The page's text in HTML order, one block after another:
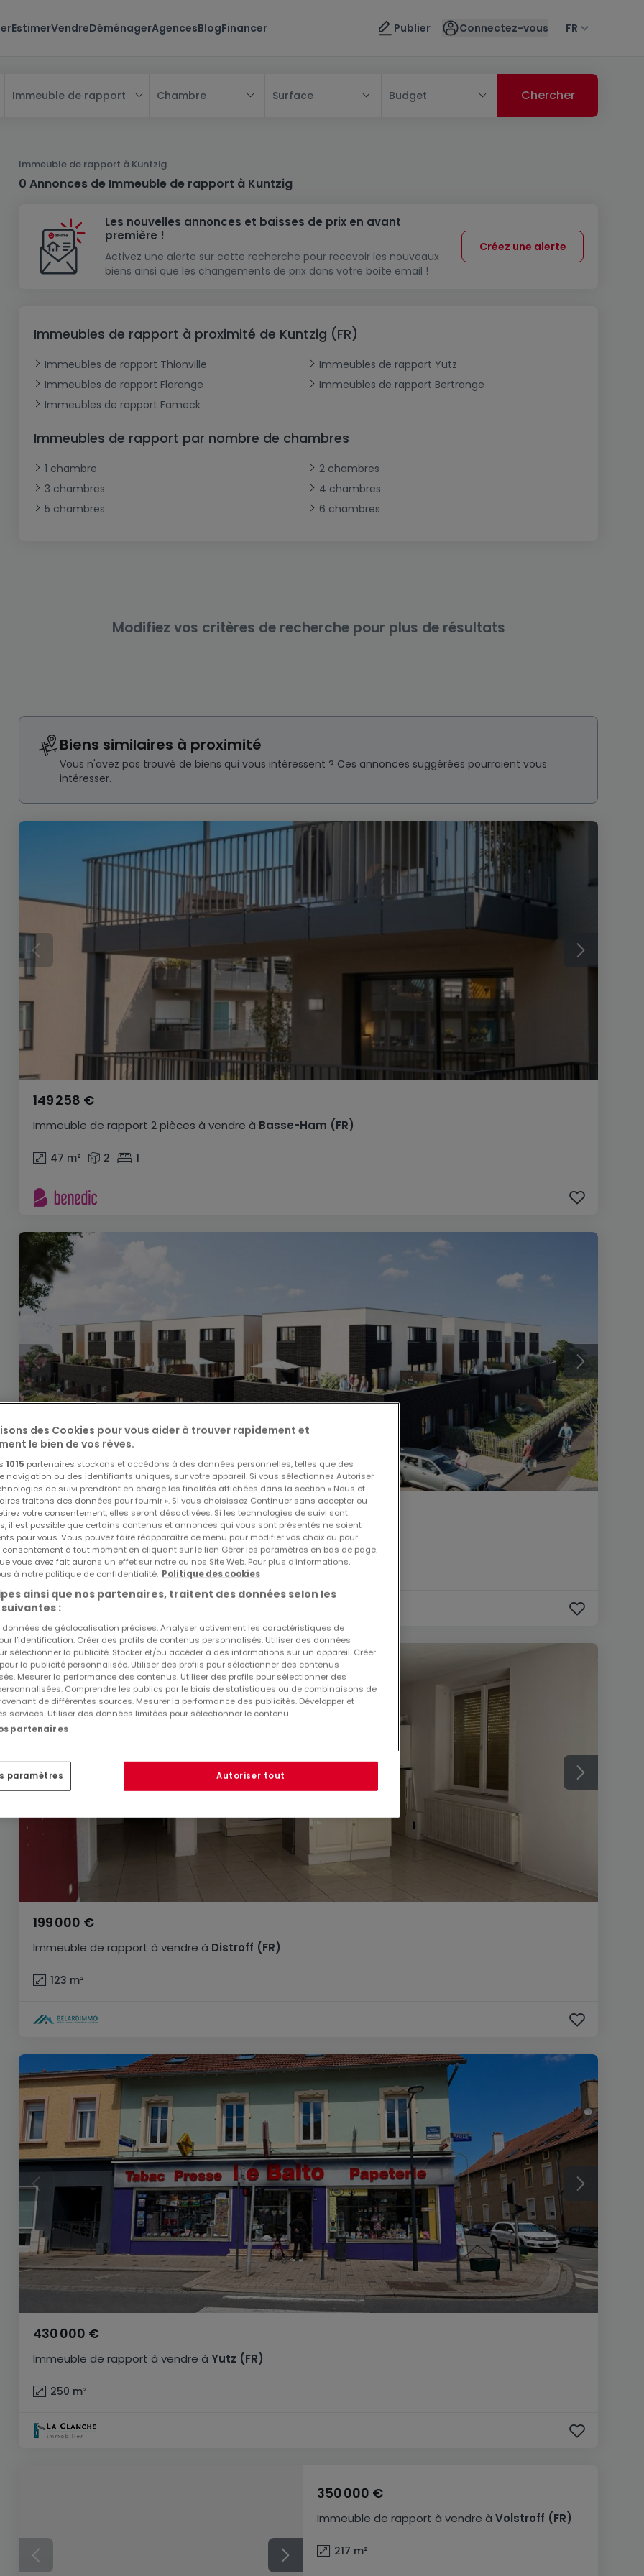
EstimerVendreDéménagerAgencesBlogFinancer Publier Connectez-vous FR
Immeuble de rapport
Maison
Maison mitoyenne
Maison jumelée
Château
Corps de ferme
Châlet
Bungalow
Gîte
Appartement
Chambre
Studio
Triplex
Mansarde
Rez-de-chaussée
Résidence
Lotissement
Maison à construire
Modèle de maison
Immeuble de rapport
Terrain non constructible
Garage - Parking
Garage fermé
Bureau
Local commercial
Fonds de Commerce
Restaurant
Entrepôt
Exploitation agricole
Chambre Surface Budget
Immeuble de rapport à Kuntzig
0 Annonces de Immeuble de rapport à Kuntzig
Les nouvelles annonces et baisses de prix en avant
première !
Activez une alerte sur cette recherche pour recevoir les nouveaux
biens ainsi que les changements de prix dans votre boite email !
Créez une alerte
Immeubles de rapport à proximité de Kuntzig (FR)
Immeubles de rapport Thionville
Immeubles de rapport Yutz
Immeubles de rapport Florange
Immeubles de rapport Bertrange
Immeubles de rapport Fameck
Immeubles de rapport par nombre de chambres
1 chambre
2 chambres
3 chambres
4 chambres
5 chambres
6 chambres
Modifiez vos critères de recherche pour plus de résultats
Biens similaires à proximité
Vous n'avez pas trouvé de biens qui vous intéressent ? Ces annonces suggérées pourraient vous
intéresser.
Immeuble de rapport 2 pièces à vendre à Basse-Ham (FR)
149 258 €
47 m² 2 1
Immeuble de rapport à vendre àYutz(FR)
155 000 €
Immeuble de rapport à vendre à Distroff (FR)
199 000 €
123 m²
Immeuble de rapport à vendre à Yutz (FR)
430 000 €
250 m²
Immeuble de rapport à vendre à Volstroff (FR)
350 000 €
217 m²
des Cookies pour vous aider à trouver rapidement et
le bien de vos rêves.
1015 partenaires stockons et accédons à des données personnelles, telles que des
navigation ou des identifiants uniques, sur votre appareil. Si vous sélectionnez Autoriser
de suivi prendront en charge les finalités affichées dans la section « Nous et
traitons des données pour fournir ». Si vous choisissez Continuer sans accepter ou
votre consentement, elles seront désactivées. Si les technologies de suivi sont
il est possible que certains contenus et annonces qui vous sont présentés ne soient
pour vous. Vous pouvez faire réapparaître ce menu pour modifier vos choix ou pour
consentement à tout moment en cliquant sur le lien Gérer les paramètres en bas de page.
vous avez fait aurons un effet sur notre ou nos Site Web. Pour plus d’informations,
à notre politique de confidentialité. Politique des cookies
ainsi que nos partenaires, traitent des données selon les
:
données de géolocalisation précises. Analyser activement les caractéristiques de
l’identification. Créer des profils de contenus personnalisés. Utiliser des données
sélectionner la publicité. Stocker et/ou accéder à des informations sur un appareil. Créer
la publicité personnalisée. Utiliser des profils pour sélectionner des contenus
Mesurer la performance des contenus. Utiliser des profils pour sélectionner des
Comprendre les publics par le biais de statistiques ou de combinaisons de
de différentes sources. Mesurer la performance des publicités. Développer et
services. Utiliser des données limitées pour sélectionner le contenu.
partenaires
paramètres Autoriser tout